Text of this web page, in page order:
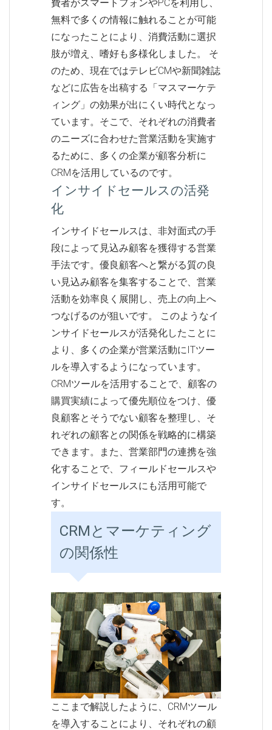
費者がスマートフォンやPCを利用し、
無料で多くの情報に触れることが可能
になったことにより、消費活動に選択
肢が増え、嗜好も多様化しました。 そ
のため、現在ではテレビCMや新聞雑誌
などに広告を出稿する「マスマーケテ
ィング」の効果が出にくい時代となっ
ています。そこで、それぞれの消費者
のニーズに合わせた営業活動を実施す
るために、多くの企業が顧客分析に
CRMを活用しているのです。
インサイドセールスの活発
化
インサイドセールスは、非対面式の手
段によって見込み顧客を獲得する営業
手法です。優良顧客へと繋がる質の良
い見込み顧客を集客することで、営業
活動を効率良く展開し、売上の向上へ
つなげるのが狙いです。 このようなイ
ンサイドセールスが活発化したことに
より、多くの企業が営業活動にITツー
ルを導入するようになっています。
CRMツールを活用することで、顧客の
購買実績によって優先順位をつけ、優
良顧客とそうでない顧客を整理し、そ
れぞれの顧客との関係を戦略的に構築
できます。また、営業部門の連携を強
化することで、フィールドセールスや
インサイドセールスにも活用可能で
す。
CRMとマーケティング
の関係性
ここまで解説したように、CRMツール
を導入することにより、それぞれの顧